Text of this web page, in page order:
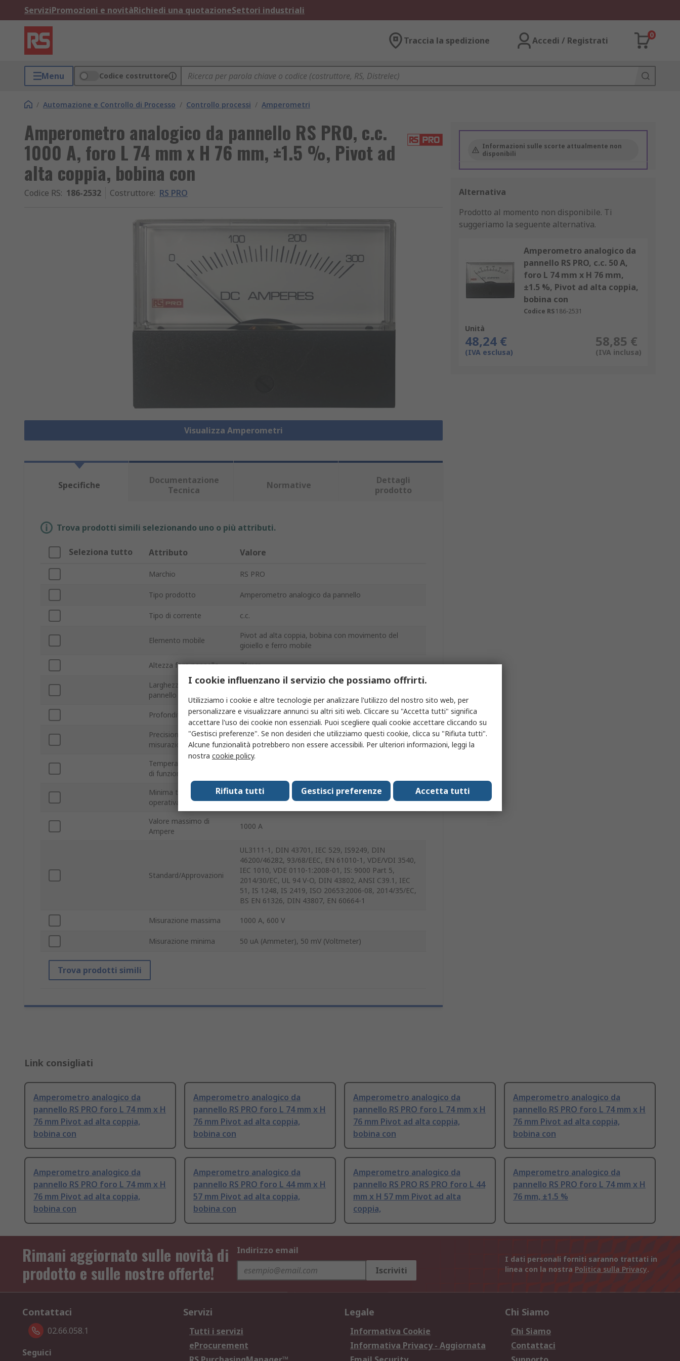
ServiziPromozioni e novitàRichiedi una quotazioneSettori industriali
Traccia la spedizione Accedi / Registrati
0
Menu Codice costruttore
/ Automazione e Controllo di Processo / Controllo processi / Amperometri
Amperometro analogico da pannello RS PRO, c.c.
1000 A, foro L 74 mm x H 76 mm, ±1.5 %, Pivot ad
alta coppia, bobina con
Codice RS: 186-2532 Costruttore: RS PRO
Visualizza Amperometri
Informazioni sulle scorte attualmente non
disponibili
Alternativa
Prodotto al momento non disponibile. Ti
suggeriamo la seguente alternativa.
Amperometro analogico da
pannello RS PRO, c.c. 50 A,
foro L 74 mm x H 76 mm,
±1.5 %, Pivot ad alta coppia,
bobina con
Codice RS186-2531
Unità
48,24 €
(IVA esclusa)
58,85 €
(IVA inclusa)
Specifiche
Documentazione
Tecnica
Normative
Dettagli
prodotto
Trova prodotti simili selezionando uno o più attributi.
Seleziona tutto Attributo Valore
Marchio RS PRO
Tipo prodotto Amperometro analogico da pannello
Tipo di corrente c.c.
Elemento mobile
Pivot ad alta coppia, bobina con movimento del
gioiello e ferro mobile
Altezza foro pannello 76mm
Larghezza foro
pannello
Profondità 45.7mm
Precisione di
misurazione
±1.5 %
Temperatura massima
di funzionamento
Minima temperatura
operativa
Valore massimo di
Ampere
1000 A
Standard/Approvazioni
UL3111-1, DIN 43701, IEC 529, IS9249, DIN
46200/46282, 93/68/EEC, EN 61010-1, VDE/VDI 3540,
IEC 1010, VDE 0110-1:2008-01, IS: 9000 Part 5,
2014/30/EC, UL 94 V-O, DIN 43802, ANSI C39.1, IEC
51, IS 1248, IS 2419, ISO 20653:2006-08, 2014/35/EC,
BS EN 61326, DIN 43807, EN 60664-1
Misurazione massima 1000 A, 600 V
Misurazione minima 50 uA (Ammeter), 50 mV (Voltmeter)
Trova prodotti simili
Link consigliati
Amperometro analogico da
pannello RS PRO foro L 74 mm x H
76 mm Pivot ad alta coppia,
bobina con
Amperometro analogico da
pannello RS PRO foro L 74 mm x H
76 mm Pivot ad alta coppia,
bobina con
Amperometro analogico da
pannello RS PRO foro L 74 mm x H
76 mm Pivot ad alta coppia,
bobina con
Amperometro analogico da
pannello RS PRO foro L 74 mm x H
76 mm Pivot ad alta coppia,
bobina con
Amperometro analogico da
pannello RS PRO foro L 74 mm x H
76 mm Pivot ad alta coppia,
bobina con
Amperometro analogico da
pannello RS PRO foro L 44 mm x H
57 mm Pivot ad alta coppia,
bobina con
Amperometro analogico da
pannello RS PRO RS PRO foro L 44
mm x H 57 mm Pivot ad alta
coppia,
Amperometro analogico da
pannello RS PRO foro L 74 mm x H
76 mm, ±1.5 %
Rimani aggiornato sulle novità di
prodotto e sulle nostre offerte!
Indirizzo email
Iscriviti
I dati personali forniti saranno trattati in
linea con la nostra Politica sulla Privacy.
Contattaci
02.66.058.1
Seguici
Servizi
Tutti i servizi
eProcurement
Legale
Informativa Cookie
Informativa Privacy - Aggiornata
Chi Siamo
Chi Siamo
Contattaci
I cookie influenzano il servizio che possiamo offrirti.
Utilizziamo i cookie e altre tecnologie per analizzare l'utilizzo del nostro sito web, per
personalizzare e visualizzare annunci su altri siti web. Cliccare su "Accetta tutti" significa
accettare l'uso dei cookie non essenziali. Puoi scegliere quali cookie accettare cliccando su
"Gestisci preferenze". Se non desideri che utilizziamo questi cookie, clicca su "Rifiuta tutti".
Alcune funzionalità potrebbero non essere accessibili. Per ulteriori informazioni, leggi la
nostra cookie policy.
Accetta tutti
Gestisci preferenze
Rifiuta tutti